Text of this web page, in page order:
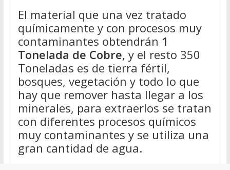
El material que una vez tratado
químicamente y con procesos muy
contaminantes obtendrán 1
Tonelada de Cobre, y el resto 350
Toneladas es de tierra fértil,
bosques, vegetación y todo lo que
hay que remover hasta llegar a los
minerales, para extraerlos se tratan
con diferentes procesos químicos
muy contaminantes y se utiliza una
gran cantidad de agua.